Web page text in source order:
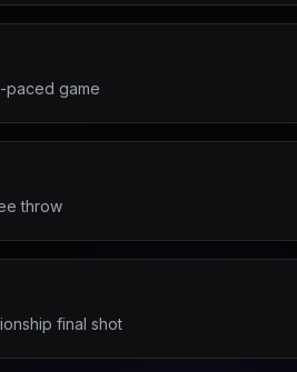
paced game
throw
final shot